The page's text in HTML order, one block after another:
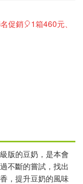
促銷🎈1箱460元、
版的豆奶，是本會
不斷的嘗試，找出
，提升豆奶的風味